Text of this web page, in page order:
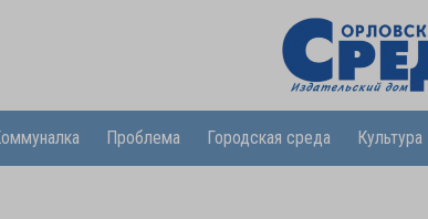
Проблема Городская среда Культура